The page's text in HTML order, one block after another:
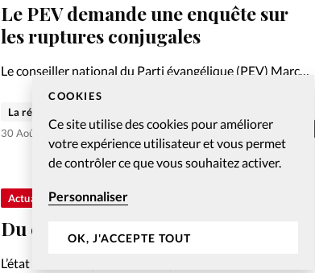
COOKIES
Ce site utilise des cookies pour améliorer
votre expérience utilisateur et vous permet
de contrôler ce que vous souhaitez activer.
Personnaliser
OK, J'ACCEPTE TOUT
Le PEV demande une enquête sur
les ruptures conjugales
Le conseiller national du Parti évangélique (PEV) Marc
Jost a déposé un postulat auprès du Conseil fédéral le 16
juin.
La rédaction de Christianisme Aujourd'hui
30 Août 2023
Abonnés
Actualité internationale
Du contenu qui muscle la réﬂexion
L’état du monde (et des médias) a donné raison à